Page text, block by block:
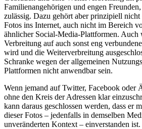
Familienangehörigen und engen
zulässig. Dazu gehört aber prinzipiell
Fotos ins Internet, auch nicht im Bereich
ähnlicher Social-Media-Plattformen. Auch
Verbreitung auf auch sonst eng
wird und die Weiterverbreitung
Schranke wegen der allgemeinen
Plattformen nicht anwendbar sein.
Wenn jemand auf Twitter, Facebook oder
ohne den Kreis der Adressen klar
kann daraus geschlossen werden, dass er
dieser Fotos – jedenfalls in demselben
unveränderten Kontext – einverstanden ist.